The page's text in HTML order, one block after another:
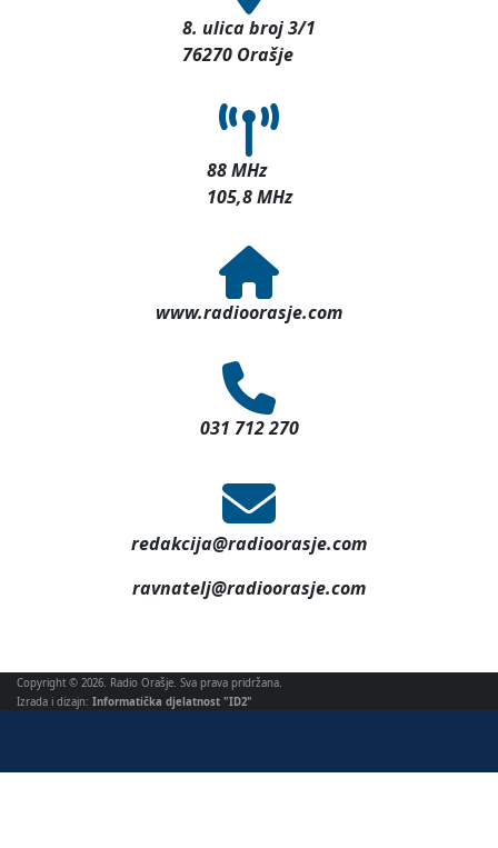
8. ulica broj 3/1
76270 Orašje
88 MHz
105,8 MHz
www.radioorasje.com
031 712 270
redakcija@radioorasje.com
ravnatelj@radioorasje.com
Copyright © 2026. Radio Orašje. Sva prava pridržana.
Izrada i dizajn: Informatička djelatnost "ID2"